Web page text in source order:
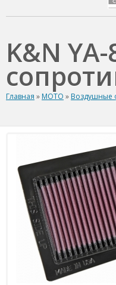
K&N
Главная » МОТО » Воздушные